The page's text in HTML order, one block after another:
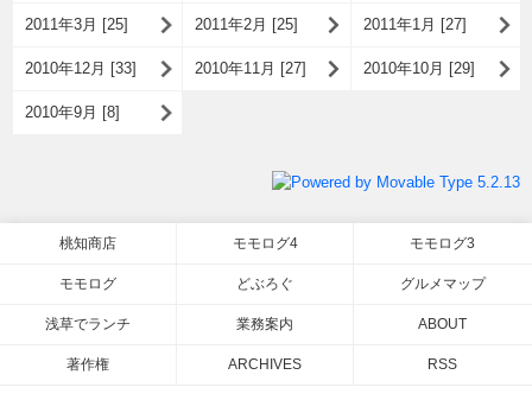
2011年3月 [25] 2011年2月 [25] 2011年1月 [27]
2010年12月 [33] 2010年11月 [27] 2010年10月 [29]
2010年9月 [8]
桃知商店 モモログ4 モモログ3
モモログ どぶろぐ グルメマップ
浅草でランチ 業務案内 ABOUT
著作権 ARCHIVES RSS